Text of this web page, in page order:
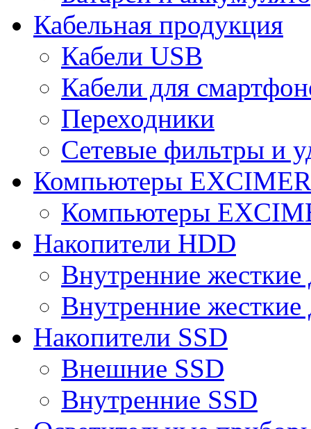
Кабельная продукция
Кабели USB
Кабели для
Переходники
Сетевые фильтры и
Компьютеры
Компьютеры
Накопители HDD
Внутренние
Внутренние
Накопители SSD
Внешние SSD
Внутренние SSD